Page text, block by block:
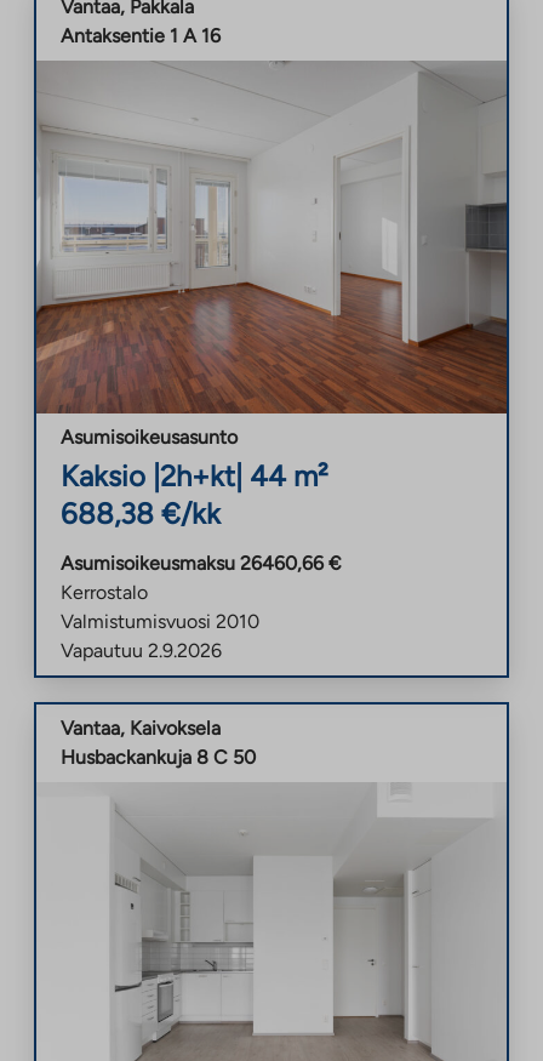
Vantaa, Pakkala
Antaksentie 1 A 16
Asumisoikeusasunto
Kaksio 2h+kt| 44 m²
688,38 €/kk
Asumisoikeusmaksu 26460,66 €
Kerrostalo
Valmistumisvuosi 2010
Vapautuu 2.9.2026
Vantaa, Kaivoksela
Husbackankuja 8 C 50